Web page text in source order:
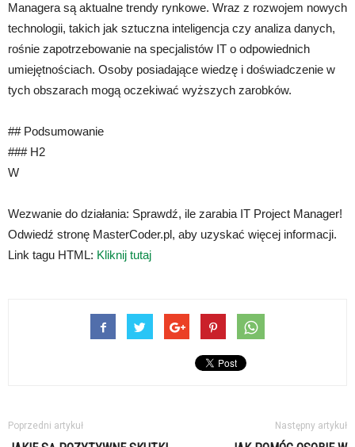
Managera są aktualne trendy rynkowe. Wraz z rozwojem nowych
technologii, takich jak sztuczna inteligencja czy analiza danych,
rośnie zapotrzebowanie na specjalistów IT o odpowiednich
umiejętnościach. Osoby posiadające wiedzę i doświadczenie w
tych obszarach mogą oczekiwać wyższych zarobków.
## Podsumowanie
### H2
W
Wezwanie do działania: Sprawdź, ile zarabia IT Project Manager!
Odwiedź stronę MasterCoder.pl, aby uzyskać więcej informacji.
Link tagu HTML: Kliknij tutaj
Poprzedni artykuł Następny artykuł